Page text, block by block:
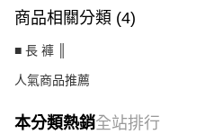
商品相關分類 (4)
■ 長 褲 ║
人氣商品推薦
本分類熱銷全站排行